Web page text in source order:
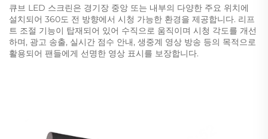
큐브 LED 스크린은 경기장 중앙 또는 내부의 다양한 주요 위치에
설치되어 360도 전 방향에서 시청 가능한 환경을 제공합니다. 리프
트 조절 기능이 탑재되어 있어 수직으로 움직이며 시청 각도를 개선
하며, 광고 송출, 실시간 점수 안내, 생중계 영상 방송 등의 목적으로
활용되어 팬들에게 선명한 영상 표시를 보장합니다.